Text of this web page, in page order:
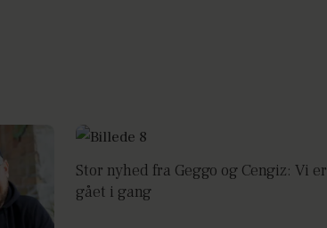
Stor nyhed fra Geggo og Cengiz: Vi er
gået i gang